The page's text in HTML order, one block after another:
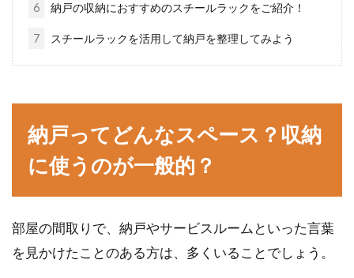
か手が回...
気に！おすすめはこれ！
室内で暑い季節に厳しい日差しを避けるため
に、窓につける日よけに何を思い浮かべます
子どもやペットの窓からの転落防止
6 納戸の収納におすすめのスチールラックをご紹介！
7 スチールラックを活用して納戸を整理してみよう
納戸ってどんなスペース？収納
に使うのが一般的？
部屋の間取りで、納戸やサービスルームといった言葉
を見かけたことのある方は、多くいることでしょう。